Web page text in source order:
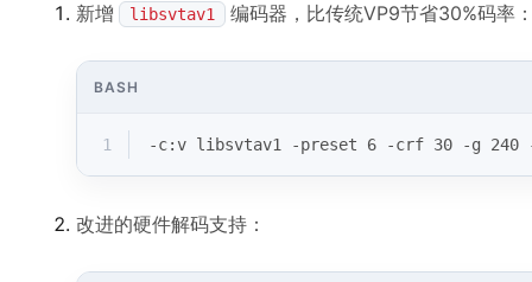
新增 libsvtav1 编码器，比传统VP9节省30%码率
BASH
1 -c:v libsvtav1 -preset 6 -crf 30 -g 240 -
改进的硬件解码支持：